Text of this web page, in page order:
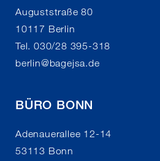
Auguststraße 80
10117 Berlin
Tel. 030/28 395-318
berlin@bagejsa.de
BÜRO BONN
Adenauerallee 12-14
53113 Bonn